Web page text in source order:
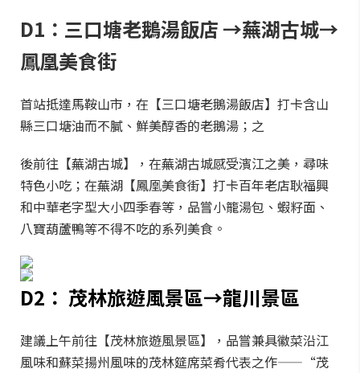
D1：三口塘老鵝湯飯店 →蕪湖古城→
鳳凰美食街
首站抵達馬鞍山市，在【三口塘老鵝湯飯店】打卡含山
縣三口塘油而不膩、鮮美醇香的老鵝湯；之
後前往【蕪湖古城】，在蕪湖古城感受濱江之美，尋味
特色小吃；在蕪湖【鳳凰美食街】打卡百年老店耿福興
和中華老字型大小四季春等，品嘗小籠湯包、蝦籽面、
八寶葫蘆鴨等不得不吃的系列美食。
D2： 茂林旅遊風景區→龍川景區
建議上午前往【茂林旅遊風景區】，品嘗兼具徽菜沿江
風味和蘇菜揚州風味的茂林筵席菜肴代表之作——“茂